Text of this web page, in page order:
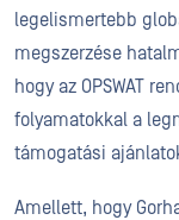
legelismertebb
megszerzése
hogy az OPSWAT
folyamatokkal a
támogatási
Amellett, hogy